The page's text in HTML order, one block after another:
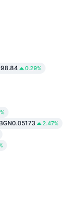
0.29%
BGN0.05173 2.47%